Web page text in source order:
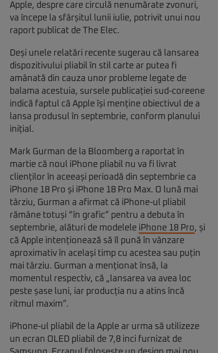
Apple, despre care circulă nenumărate zvonuri,
va începe la sfârșitul lunii iulie, potrivit unui nou
raport publicat de The Elec.
Deși unele relatări recente sugerau că lansarea
dispozitivului pliabil în stil carte ar putea fi
amânată din cauza unor probleme legate de
balama acestuia, sursele publicației sud-coreene
indică faptul că Apple își menține obiectivul de a
lansa produsul în septembrie, conform planului
inițial.
Mark Gurman de la Bloomberg a raportat în
martie că noul iPhone pliabil nu va fi livrat
clienților în aceeași perioadă din septembrie ca
iPhone 18 Pro și iPhone 18 Pro Max. O lună mai
târziu, Gurman a afirmat că iPhone-ul pliabil
rămâne totuși “în grafic” pentru a debuta în
septembrie, alături de modelele iPhone 18 Pro, și
că Apple intenționează să îl pună în vânzare
aproximativ în același timp cu acestea sau puțin
mai târziu. Gurman a menționat însă, la
momentul respectiv, că „lansarea va avea loc
peste șase luni, iar producția nu a atins încă
ritmul maxim”.
iPhone-ul pliabil de la Apple ar urma să utilizeze
un ecran OLED pliabil de 7,8 inci furnizat de